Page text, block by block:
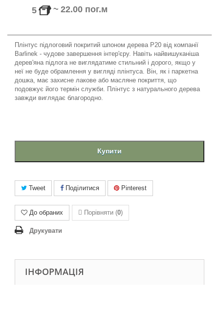
5 ~ 22.00 пог.м
Плінтус підлоговий покритий шпоном дерева P20 від компанії
Barlinek - чудове завершення інтер'єру. Навіть найвишуканіша
дерев'яна підлога не виглядатиме стильний і дорого, якщо у
неї не буде обрамлення у вигляді плінтуса. Він, як і паркетна
дошка, має захисне лакове або масляне покриття, що
подовжує його термін служби. Плінтус з натурального дерева
завжди виглядає благородно.
Купити
Tweet Поділитися Pinterest
До обраних Порівняти (0)
Друкувати
ІНФОРМАЦІЯ